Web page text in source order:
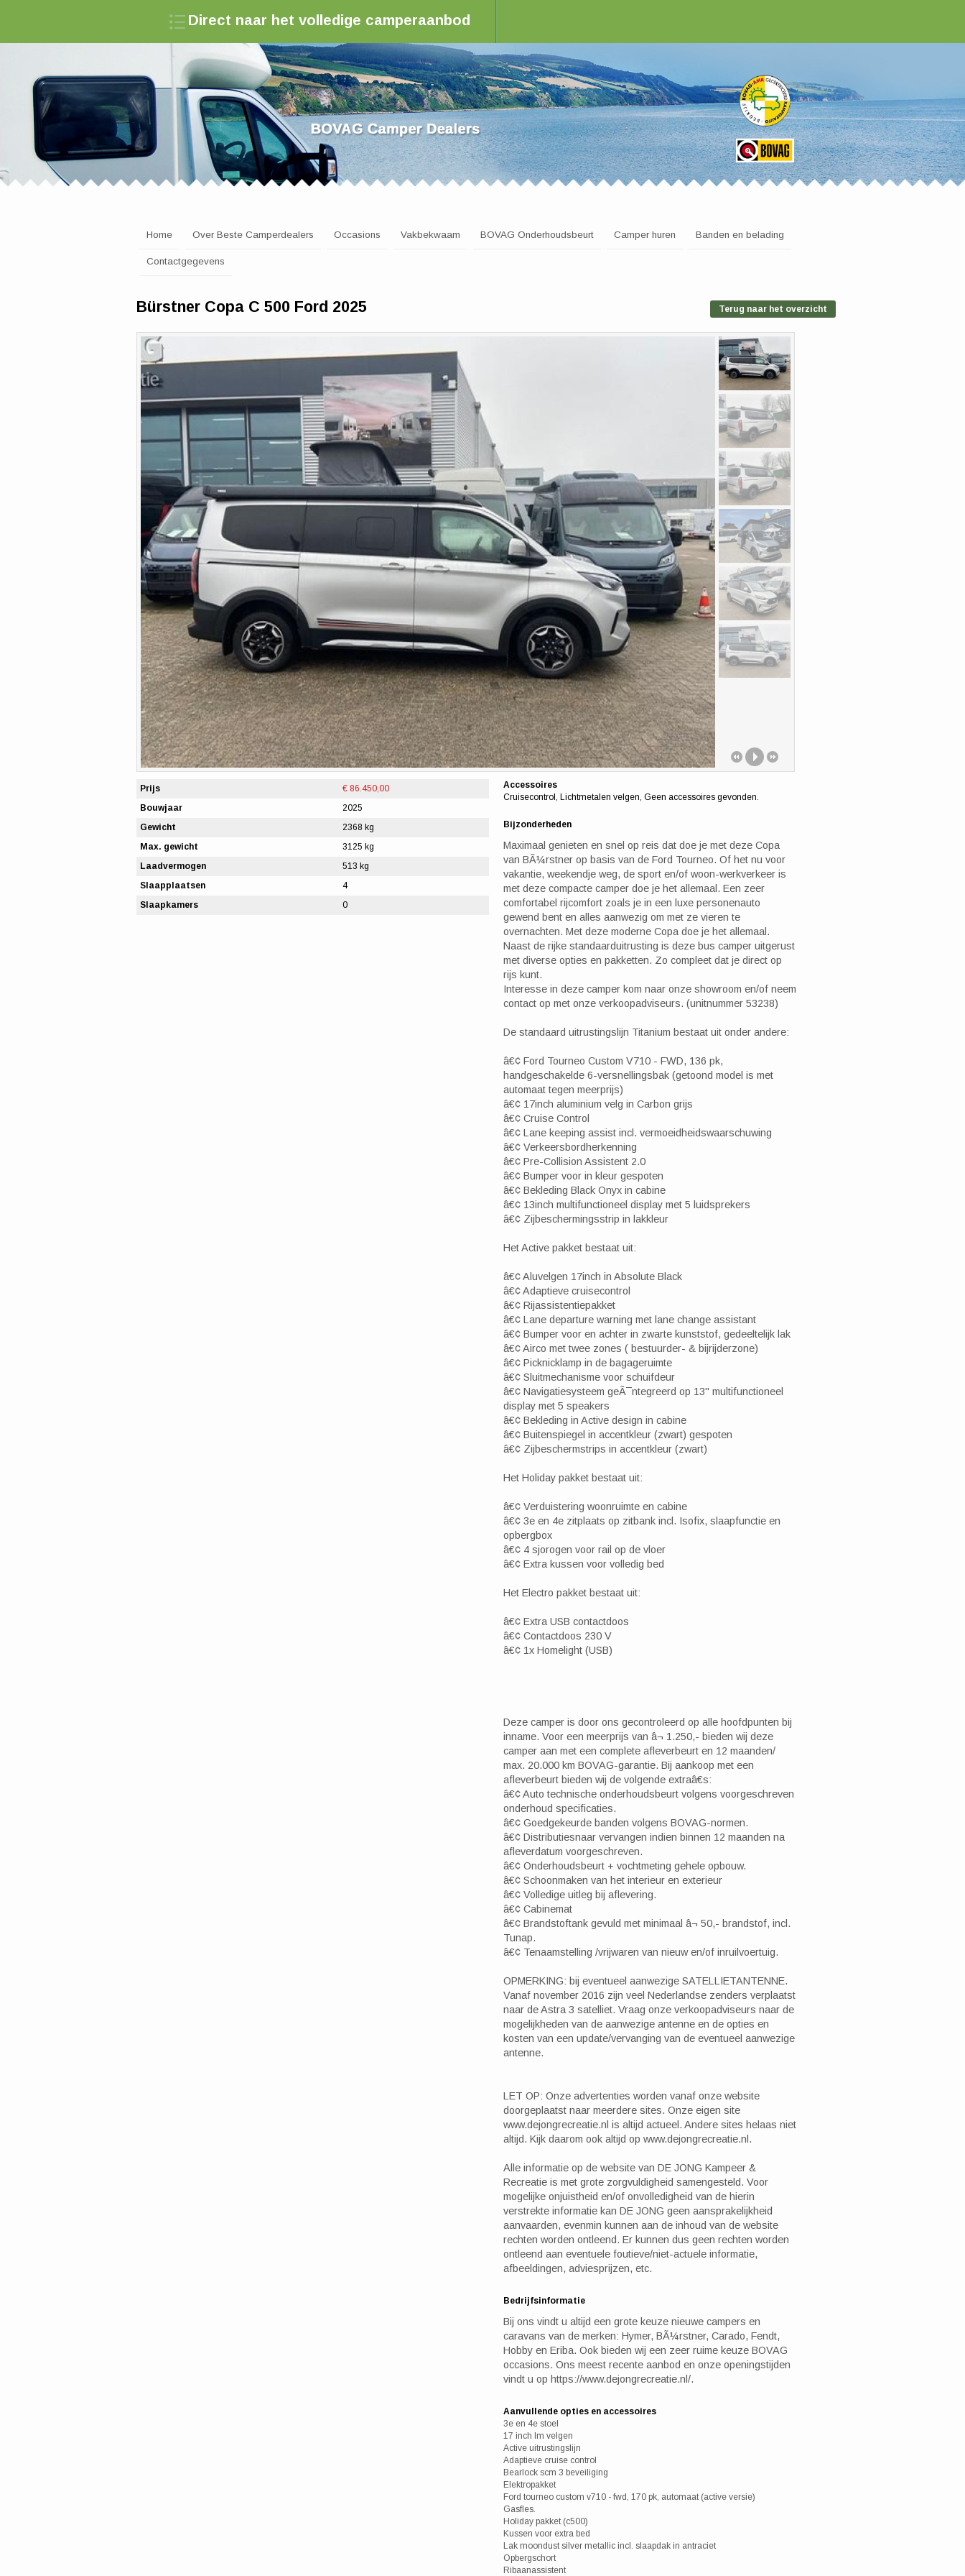
Direct naar het volledige camperaanbod
Zoek een camperdealer in Nederland
Home Over Beste Camperdealers Occasions Vakbekwaam BOVAG Onderhoudsbeurt Camper huren Banden en belading
Contactgegevens
Bürstner Copa C 500 Ford 2025 Terug naar het overzicht
Prijs
€ 86.450,00
Bouwjaar
2025
Gewicht
2368 kg
Max. gewicht
3125 kg
Laadvermogen
513 kg
Slaapplaatsen
4
Slaapkamers
0
Accessoires
Cruisecontrol, Lichtmetalen velgen, Geen accessoires gevonden.
Bijzonderheden
Maximaal genieten en snel op reis dat doe je met deze Copa
van BÃ¼rstner op basis van de Ford Tourneo. Of het nu voor
vakantie, weekendje weg, de sport en/of woon-werkverkeer is
met deze compacte camper doe je het allemaal. Een zeer
comfortabel rijcomfort zoals je in een luxe personenauto
gewend bent en alles aanwezig om met ze vieren te
overnachten. Met deze moderne Copa doe je het allemaal.
Naast de rijke standaarduitrusting is deze bus camper uitgerust
met diverse opties en pakketten. Zo compleet dat je direct op
rijs kunt.
Interesse in deze camper kom naar onze showroom en/of neem
contact op met onze verkoopadviseurs. (unitnummer 53238)
De standaard uitrustingslijn Titanium bestaat uit onder andere:
â€¢ Ford Tourneo Custom V710 - FWD, 136 pk,
handgeschakelde 6-versnellingsbak (getoond model is met
automaat tegen meerprijs)
â€¢ 17inch aluminium velg in Carbon grijs
â€¢ Cruise Control
â€¢ Lane keeping assist incl. vermoeidheidswaarschuwing
â€¢ Verkeersbordherkenning
â€¢ Pre-Collision Assistent 2.0
â€¢ Bumper voor in kleur gespoten
â€¢ Bekleding Black Onyx in cabine
â€¢ 13inch multifunctioneel display met 5 luidsprekers
â€¢ Zijbeschermingsstrip in lakkleur
Het Active pakket bestaat uit:
â€¢ Aluvelgen 17inch in Absolute Black
â€¢ Adaptieve cruisecontrol
â€¢ Rijassistentiepakket
â€¢ Lane departure warning met lane change assistant
â€¢ Bumper voor en achter in zwarte kunststof, gedeeltelijk lak
â€¢ Airco met twee zones ( bestuurder- & bijrijderzone)
â€¢ Picknicklamp in de bagageruimte
â€¢ Sluitmechanisme voor schuifdeur
â€¢ Navigatiesysteem geÃ¯ntegreerd op 13" multifunctioneel
display met 5 speakers
â€¢ Bekleding in Active design in cabine
â€¢ Buitenspiegel in accentkleur (zwart) gespoten
â€¢ Zijbeschermstrips in accentkleur (zwart)
Het Holiday pakket bestaat uit:
â€¢ Verduistering woonruimte en cabine
â€¢ 3e en 4e zitplaats op zitbank incl. Isofix, slaapfunctie en
opbergbox
â€¢ 4 sjorogen voor rail op de vloer
â€¢ Extra kussen voor volledig bed
Het Electro pakket bestaat uit:
â€¢ Extra USB contactdoos
â€¢ Contactdoos 230 V
â€¢ 1x Homelight (USB)
Deze camper is door ons gecontroleerd op alle hoofdpunten bij
inname. Voor een meerprijs van â¬ 1.250,- bieden wij deze
camper aan met een complete afleverbeurt en 12 maanden/
max. 20.000 km BOVAG-garantie. Bij aankoop met een
afleverbeurt bieden wij de volgende extraâ€s:
â€¢ Auto technische onderhoudsbeurt volgens voorgeschreven
onderhoud specificaties.
â€¢ Goedgekeurde banden volgens BOVAG-normen.
â€¢ Distributiesnaar vervangen indien binnen 12 maanden na
afleverdatum voorgeschreven.
â€¢ Onderhoudsbeurt + vochtmeting gehele opbouw.
â€¢ Schoonmaken van het interieur en exterieur
â€¢ Volledige uitleg bij aflevering.
â€¢ Cabinemat
â€¢ Brandstoftank gevuld met minimaal â¬ 50,- brandstof, incl.
Tunap.
â€¢ Tenaamstelling /vrijwaren van nieuw en/of inruilvoertuig.
OPMERKING: bij eventueel aanwezige SATELLIETANTENNE.
Vanaf november 2016 zijn veel Nederlandse zenders verplaatst
naar de Astra 3 satelliet. Vraag onze verkoopadviseurs naar de
mogelijkheden van de aanwezige antenne en de opties en
kosten van een update/vervanging van de eventueel aanwezige
antenne.
LET OP: Onze advertenties worden vanaf onze website
doorgeplaatst naar meerdere sites. Onze eigen site
www.dejongrecreatie.nl is altijd actueel. Andere sites helaas niet
altijd. Kijk daarom ook altijd op www.dejongrecreatie.nl.
Alle informatie op de website van DE JONG Kampeer &
Recreatie is met grote zorgvuldigheid samengesteld. Voor
mogelijke onjuistheid en/of onvolledigheid van de hierin
verstrekte informatie kan DE JONG geen aansprakelijkheid
aanvaarden, evenmin kunnen aan de inhoud van de website
rechten worden ontleend. Er kunnen dus geen rechten worden
ontleend aan eventuele foutieve/niet-actuele informatie,
afbeeldingen, adviesprijzen, etc.
Bedrijfsinformatie
Bij ons vindt u altijd een grote keuze nieuwe campers en
caravans van de merken: Hymer, BÃ¼rstner, Carado, Fendt,
Hobby en Eriba. Ook bieden wij een zeer ruime keuze BOVAG
occasions. Ons meest recente aanbod en onze openingstijden
vindt u op https://www.dejongrecreatie.nl/.
Aanvullende opties en accessoires
3e en 4e stoel
17 inch lm velgen
Active uitrustingslijn
Adaptieve cruise control
Bearlock scm 3 beveiliging
Elektropakket
Ford tourneo custom v710 - fwd, 170 pk, automaat (active versie)
Gasfles.
Holiday pakket (c500)
Kussen voor extra bed
Lak moondust silver metallic incl. slaapdak in antraciet
Opbergschort
Ribaanassistent